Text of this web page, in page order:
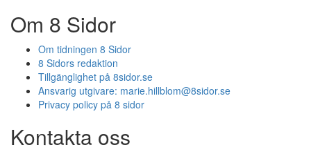
Om 8 Sidor
Om tidningen 8 Sidor
8 Sidors redaktion
Tillgänglighet på 8sidor.se
Ansvarig utgivare: marie.hillblom@8sidor.se
Privacy policy på 8 sidor
Kontakta oss